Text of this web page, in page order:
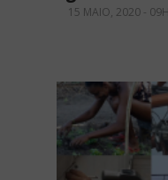
15 MAIO, 2020 -